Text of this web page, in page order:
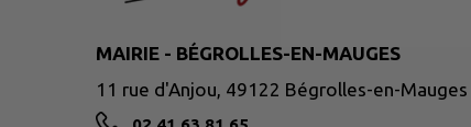
MAIRIE - BÉGROLLES-EN-MAUGES
11 rue d'Anjou, 49122 Bégrolles-en-Mauges